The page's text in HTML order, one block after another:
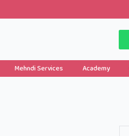
Mehndi Services Academy